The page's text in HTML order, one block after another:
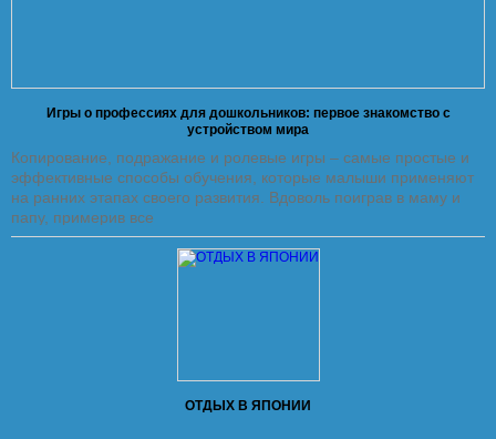
Игры о профессиях для дошкольников: первое знакомство с
устройством мира
Копирование, подражание и ролевые игры – самые простые и
эффективные способы обучения, которые малыши применяют
на ранних этапах своего развития. Вдоволь поиграв в маму и
папу, примерив все
ОТДЫХ В ЯПОНИИ